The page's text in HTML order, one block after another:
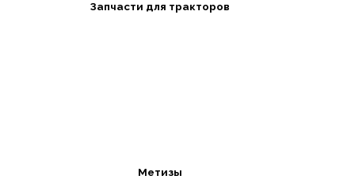
Запчасти для тракторов
Метизы